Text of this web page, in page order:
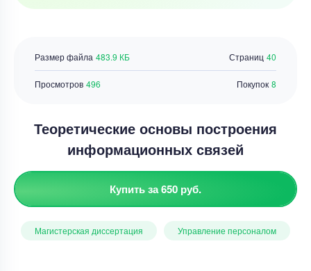
Страниц 40
Размер файла 483.9 КБ
Просмотров 496 Покупок 8
Теоретические основы построения
информационных связей
Купить за 650 руб.
Магистерская диссертация Управление персоналом